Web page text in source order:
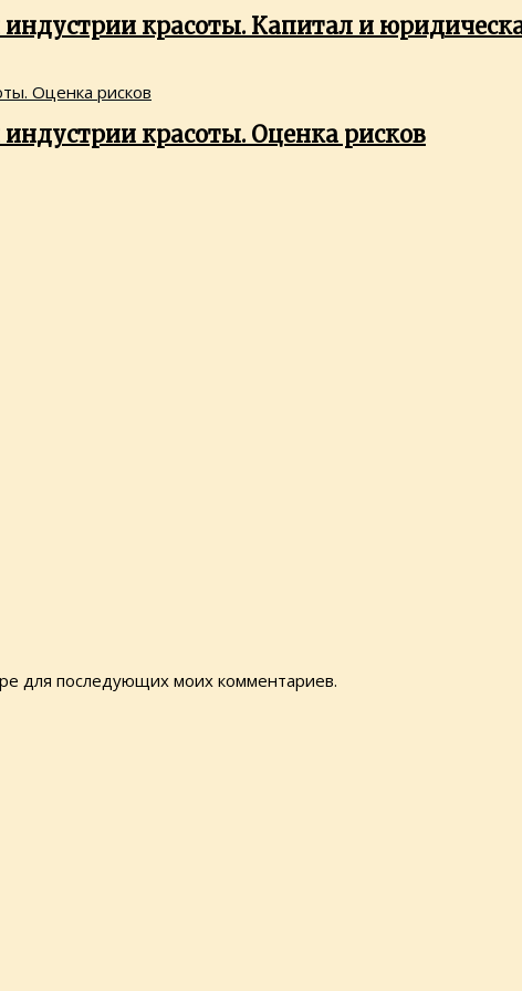
красоты. Капитал и
красоты. Оценка рисков
для последующих моих комментариев.